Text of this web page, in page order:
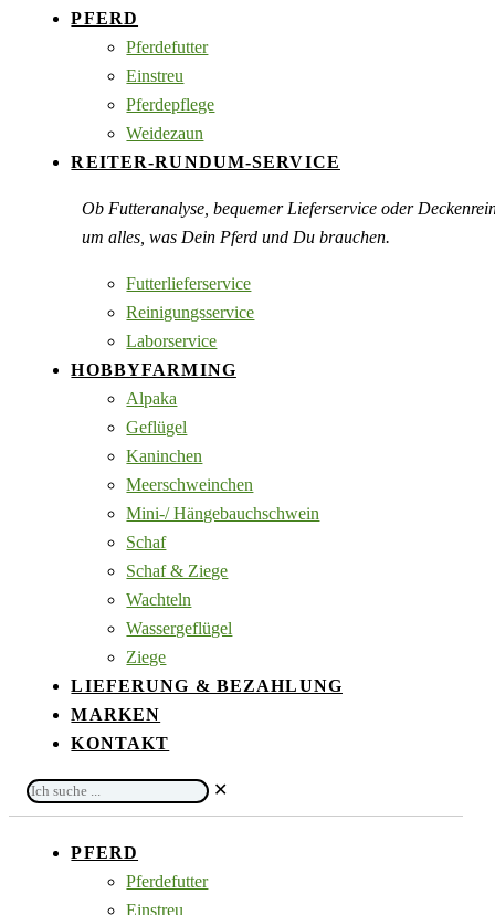
PFERD
Pferdefutter
Einstreu
Pferdepflege
Weidezaun
REITER-RUNDUM-SERVICE
Ob Futteranalyse, bequemer Lieferservice oder
um alles, was Dein Pferd und Du brauchen.
Futterlieferservice
Reinigungsservice
Laborservice
HOBBYFARMING
Alpaka
Geflügel
Kaninchen
Meerschweinchen
Mini-/ Hängebauchschwein
Schaf
Schaf & Ziege
Wachteln
Wassergeflügel
Ziege
LIEFERUNG & BEZAHLUNG
MARKEN
KONTAKT
Ich
suche
✕
PFERD
Pferdefutter
Einstreu